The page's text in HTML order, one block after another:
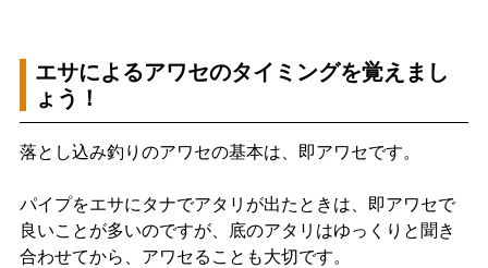
エサによるアワセのタイミングを覚えまし
ょう！
落とし込み釣りのアワセの基本は、即アワセです。
パイプをエサにタナでアタリが出たときは、即アワセで
良いことが多いのですが、底のアタリはゆっくりと聞き
合わせてから、アワセることも大切です。